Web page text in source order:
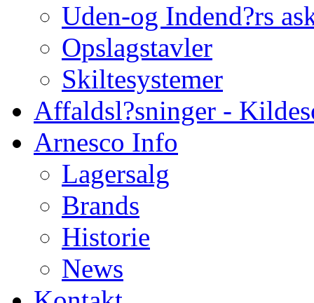
Uden-og Indend?rs
Opslagstavler
Skiltesystemer
Affaldsl?sninger -
Arnesco Info
Lagersalg
Brands
Historie
News